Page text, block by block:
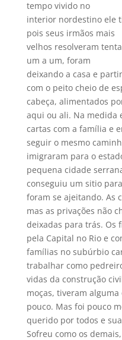
tempo vivido no
interior nordestino ele
pois seus irmãos mais
velhos resolveram
um a um, foram
deixando a casa e
com o peito cheio de
cabeça, alimentados
aqui ou ali. Na medida
cartas com a família e
seguir o mesmo
imigraram para o
pequena cidade
conseguiu um sitio
foram se ajeitando. As
mas as privações não
deixadas para trás. Os
pela Capital no Rio e
famílias no subúrbio
trabalhar como
vidas da construção
moças, tiveram
pouco. Mas foi pouco
querido por todos e
Sofreu como os